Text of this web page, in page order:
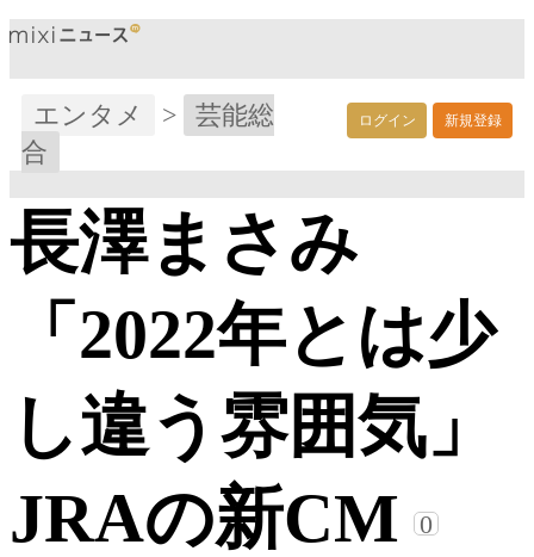
ログイン 新規登録
エンタメ >
芸能総
合
長澤まさみ
「2022年とは少
し違う雰囲気」
JRAの新CM
0